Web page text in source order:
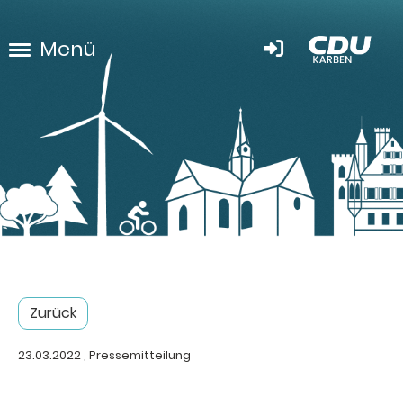
Menü
Zurück
23.03.2022, Pressemitteilung